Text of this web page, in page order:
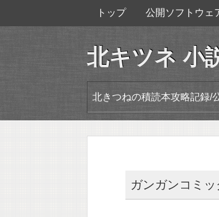
トップ 公開ソフトウェ
北キツネ 小
北きつねの積読本攻略記録/
ガンガンコミ